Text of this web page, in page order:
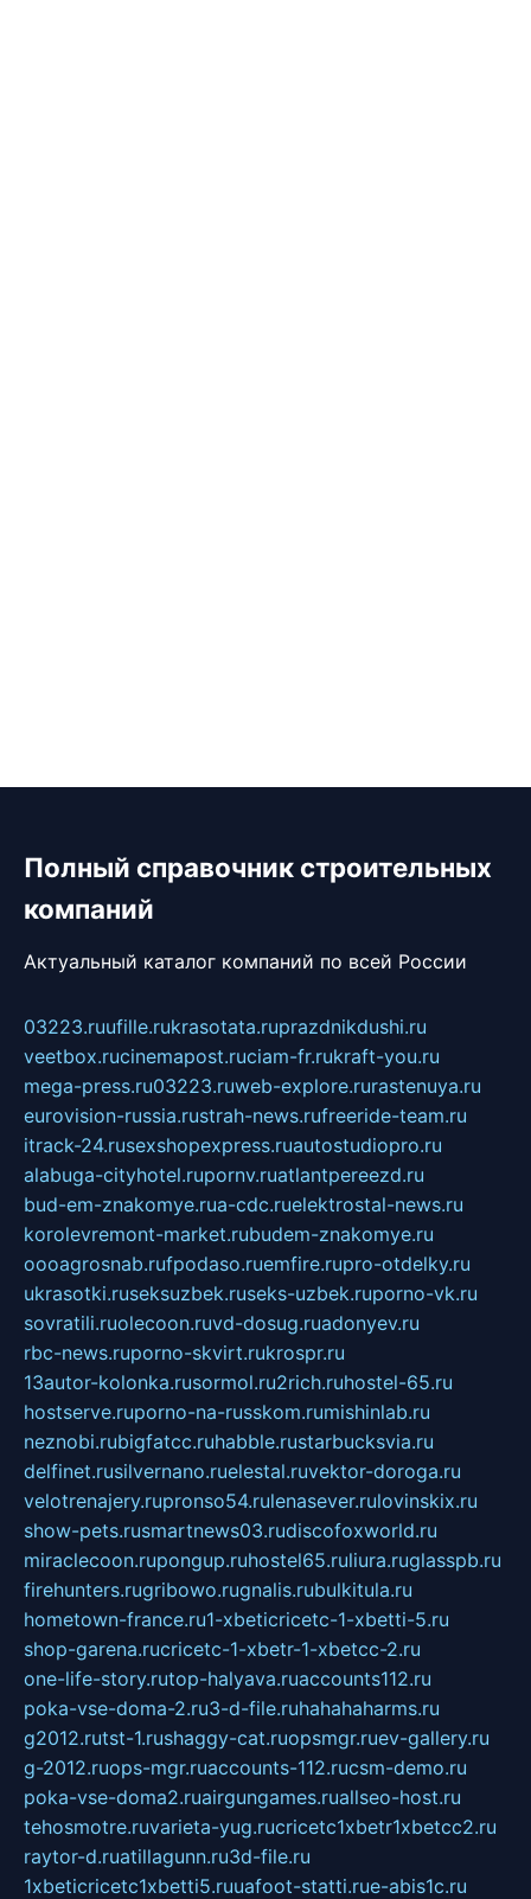
Полный справочник строительных
компаний
Актуальный каталог компаний по всей России
03223.ruufille.rukrasotata.ruprazdnikdushi.ru
veetbox.rucinemapost.ruciam-fr.rukraft-you.ru
mega-press.ru03223.ruweb-explore.rurastenuya.ru
eurovision-russia.rustrah-news.rufreeride-team.ru
itrack-24.rusexshopexpress.ruautostudiopro.ru
alabuga-cityhotel.rupornv.ruatlantpereezd.ru
bud-em-znakomye.rua-cdc.ruelektrostal-news.ru
korolevremont-market.rubudem-znakomye.ru
oooagrosnab.rufpodaso.ruemfire.rupro-otdelky.ru
ukrasotki.ruseksuzbek.ruseks-uzbek.ruporno-vk.ru
sovratili.ruolecoon.ruvd-dosug.ruadonyev.ru
rbc-news.ruporno-skvirt.rukrospr.ru
13autor-kolonka.rusormol.ru2rich.ruhostel-65.ru
hostserve.ruporno-na-russkom.rumishinlab.ru
neznobi.rubigfatcc.ruhabble.rustarbucksvia.ru
delfinet.rusilvernano.ruelestal.ruvektor-doroga.ru
velotrenajery.rupronso54.rulenasever.rulovinskix.ru
show-pets.rusmartnews03.rudiscofoxworld.ru
miraclecoon.rupongup.ruhostel65.ruliura.ruglasspb.ru
firehunters.rugribowo.rugnalis.rubulkitula.ru
hometown-france.ru1-xbeticricetc-1-xbetti-5.ru
shop-garena.rucricetc-1-xbetr-1-xbetcc-2.ru
one-life-story.rutop-halyava.ruaccounts112.ru
poka-vse-doma-2.ru3-d-file.ruhahahaharms.ru
g2012.rutst-1.rushaggy-cat.ruopsmgr.ruev-gallery.ru
g-2012.ruops-mgr.ruaccounts-112.rucsm-demo.ru
poka-vse-doma2.ruairgungames.ruallseo-host.ru
tehosmotre.ruvarieta-yug.rucricetc1xbetr1xbetcc2.ru
raytor-d.ruatillagunn.ru3d-file.ru
1xbeticricetc1xbetti5.ruuafoot-statti.rue-abis1c.ru